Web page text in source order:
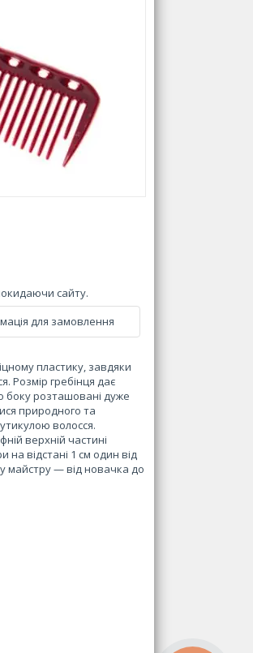
сайту.
для замовлення
пластику, завдяки
Розмір гребінця дає
боку розташовані дуже
природного та
волосся.
верхній частині
на відстані 1 см один від
майстру — від новачка до